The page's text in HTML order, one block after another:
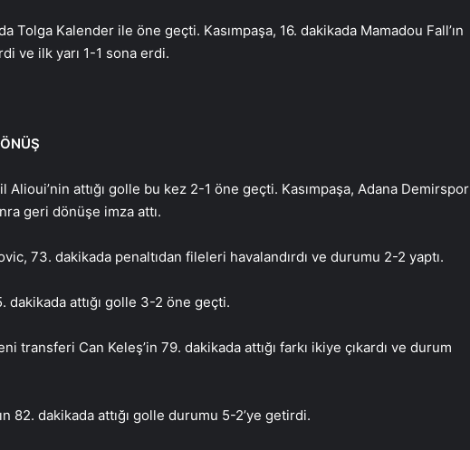
Tolga Kalender ile öne geçti. Kasımpaşa, 16. dakikada Mamadou Fall’ın
ve ilk yarı 1-1 sona erdi.
Alioui’nin attığı golle bu kez 2-1 öne geçti. Kasımpaşa, Adana Demirspor
geri dönüşe imza attı.
73. dakikada penaltıdan fileleri havalandırdı ve durumu 2-2 yaptı.
dakikada attığı golle 3-2 öne geçti.
transferi Can Keleş’in 79. dakikada attığı farkı ikiye çıkardı ve durum
82. dakikada attığı golle durumu 5-2’ye getirdi.